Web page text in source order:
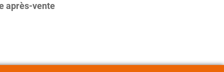
après-vente